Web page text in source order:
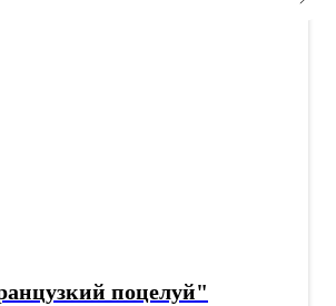
поцелуй"